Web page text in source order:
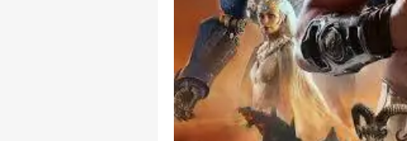
हॅलो गेस्ट
एडवर्टाइज विथ अस
प्राइवेसी पॉलिसी
पर्सनल कार्नर
टॉप आर्टिकल्स
इंडिया